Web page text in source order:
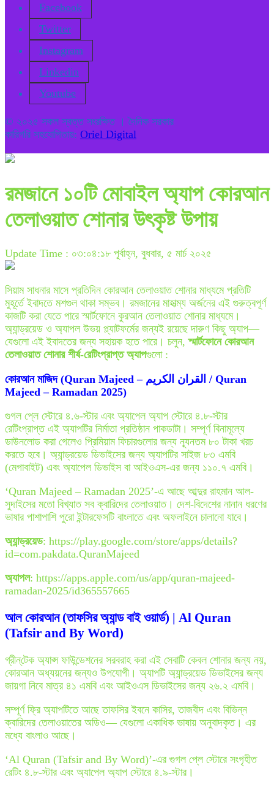
Facebook
Twitter
Instagram
Linkedin
Youtube
© ২০২৫ সকল স্বত্ত সংরক্ষিত । দৈনিক সরকার
কারিগরি সহযোগিতায়: Oriel Digital
রমজানে ১০টি মোবাইল অ্যাপ কোরআন
তেলাওয়াত শোনার উৎকৃষ্ট উপায়
Update Time : ০৩:০৪:১৮ পূর্বাহ্ন, বুধবার, ৫ মার্চ ২০২৫
সিয়াম সাধনার মাসে প্রতিদিন কোরআন তেলাওয়াত শোনার মাধ্যমে প্রতিটি
মুহূর্তে ইবাদতে মশগুল থাকা সম্ভব। রমজানের মাহাত্ম্য অর্জনের এই গুরুত্বপূর্ণ
কাজটি করা যেতে পারে স্মার্টফোনে কুরআন তেলাওয়াত শোনার মাধ্যমে।
অ্যান্ড্রয়েড ও অ্যাপল উভয় প্ল্যাটফর্মের জন্যই রয়েছে দারুণ কিছু অ্যাপ—
যেগুলো এই ইবাদতের জন্য সহায়ক হতে পারে। চলুন,স্মার্টফোনে কোরআন
তেলাওয়াত শোনার শীর্ষ-রেটিংপ্রাপ্ত অ্যাপগুলো :
কোরআন মাজিদ (Quran Majeed – القران الكريم / Quran
Majeed – Ramadan 2025)
গুগল প্লে স্টোরে ৪.৬-স্টার এবং অ্যাপেল অ্যাপ স্টোরে ৪.৮-স্টার
রেটিংপ্রাপ্ত এই অ্যাপটির নির্মাতা প্রতিষ্ঠান পাকডাটা। সম্পূর্ণ বিনামূল্যে
ডাউনলোড করা গেলেও প্রিমিয়াম ফিচারগুলোর জন্য ন্যূনতম ৮০ টাকা খরচ
করতে হবে। অ্যান্ড্রয়েড ডিভাইসের জন্য অ্যাপটির সাইজ ৮৩ এমবি
(মেগাবাইট) এবং অ্যাপেল ডিভাইস বা আইওএস-এর জন্য ১১০.৭ এমবি।
‘Quran Majeed – Ramadan 2025’-এ আছে আব্দুর রাহমান আল-
সুদাইসের মতো বিখ্যাত সব ক্বারিদের তেলাওয়াত। দেশ-বিদেশের নানান ধরণের
ভাষার পাশাপাশি পুরো ইন্টারফেসটি বাংলাতে এবং অফলাইনে চালানো যাবে।
অ্যান্ড্রয়েড: https://play.google.com/store/apps/details?
id=com.pakdata.QuranMajeed
অ্যাপল: https://apps.apple.com/us/app/quran-majeed-
ramadan-2025/id365557665
আল কোরআন (তাফসির অ্যান্ড বাই ওয়ার্ড) | Al Quran
(Tafsir and By Word)
গ্রীন্‌টেক অ্যাপ্স ফাউন্ডেশনের সরবরাহ করা এই সেবাটি কেবল শোনার জন্য নয়,
কোরআন অধ্যয়নের জন্যও উপযোগী। অ্যাপটি অ্যান্ড্রয়েড ডিভাইসের জন্য
জায়গা নিবে মাত্র ৪১ এমবি এবং আইওএস ডিভাইসের জন্য ২৬.২ এমবি।
সম্পূর্ণ ফ্রি অ্যাপটিতে আছে তাফসির ইবনে কাসির, তাজবীদ এবং বিভিন্ন
ক্বারিদের তেলাওয়াতের অডিও— যেগুলো একাধিক ভাষায় অনুবাদকৃত। এর
মধ্যে বাংলাও আছে।
‘Al Quran (Tafsir and By Word)’-এর গুগল প্লে স্টোরে সংগৃহীত
রেটিং ৪.৮-স্টার এবং অ্যাপেল অ্যাপ স্টোরে ৪.৯-স্টার।